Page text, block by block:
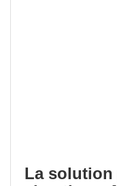
La